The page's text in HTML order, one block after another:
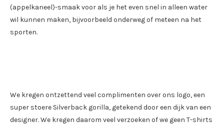
(appelkaneel)-smaak voor als je het even snel in alleen water
wil kunnen maken, bijvoorbeeld onderweg of meteen na het
sporten.
We kregen ontzettend veel complimenten over ons logo, een
super stoere Silverback gorilla, getekend door een dijk van een
designer. We kregen daarom veel verzoeken of we geen T-shirts